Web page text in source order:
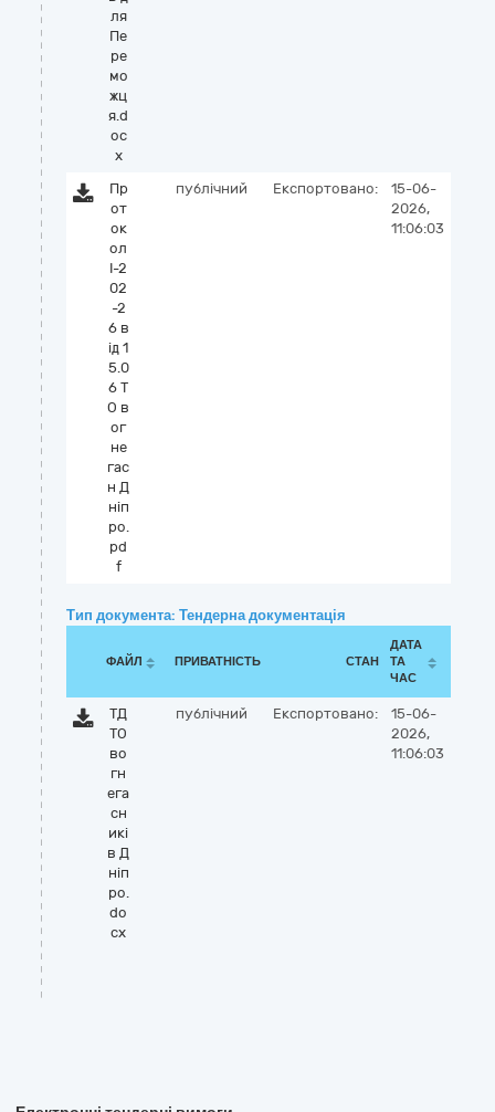
ля
Пе
ре
мо
жц
я.d
oc
x
Пр
от
ок
ол
І-2
02
-2
6 в
ід 1
5.0
6 Т
О в
ог
не
гас
н Д
ніп
ро.
pd
f
публічний Експортовано:
15-06-
2026,
11:06:03
Тип документа: Тендерна документація
ФАЙЛ ПРИВАТНІСТЬ СТАН
ДАТА
ТА
ЧАС
ТД
ТО
во
гн
ега
сн
икі
в Д
ніп
ро.
do
cx
публічний Експортовано:
15-06-
2026,
11:06:03